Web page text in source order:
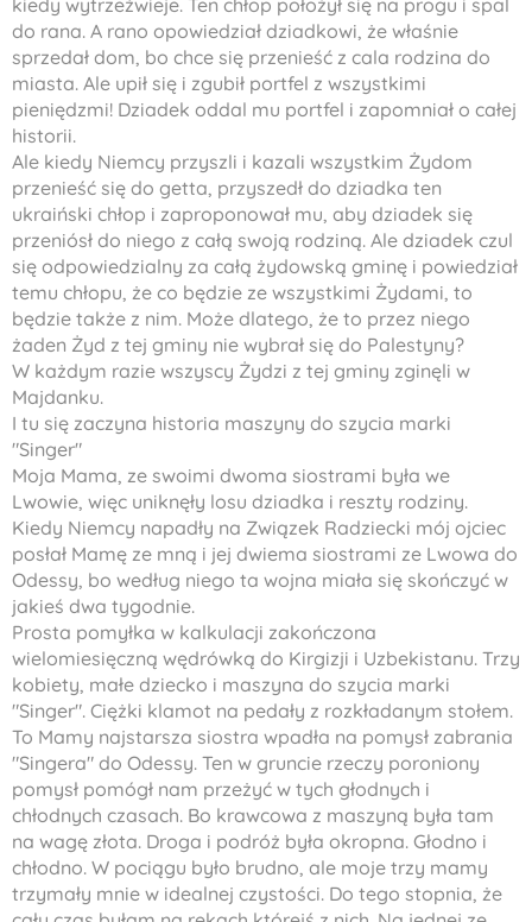
kiedy wytrzeźwieje. Ten chłop położył się na progu i spal
do rana. A rano opowiedział dziadkowi, że właśnie
sprzedał dom, bo chce się przenieść z cala rodzina do
miasta. Ale upił się i zgubił portfel z wszystkimi
pieniędzmi! Dziadek oddal mu portfel i zapomniał o całej
historii.
Ale kiedy Niemcy przyszli i kazali wszystkim Żydom
przenieść się do getta, przyszedł do dziadka ten
ukraiński chłop i zaproponował mu, aby dziadek się
przeniósł do niego z całą swoją rodziną. Ale dziadek czul
się odpowiedzialny za całą żydowską gminę i powiedział
temu chłopu, że co będzie ze wszystkimi Żydami, to
będzie także z nim. Może dlatego, że to przez niego
żaden Żyd z tej gminy nie wybrał się do Palestyny?
W każdym razie wszyscy Żydzi z tej gminy zginęli w
Majdanku.
I tu się zaczyna historia maszyny do szycia marki
"Singer"
Moja Mama, ze swoimi dwoma siostrami była we
Lwowie, więc uniknęły losu dziadka i reszty rodziny.
Kiedy Niemcy napadły na Związek Radziecki mój ojciec
posłał Mamę ze mną i jej dwiema siostrami ze Lwowa do
Odessy, bo według niego ta wojna miała się skończyć w
jakieś dwa tygodnie.
Prosta pomyłka w kalkulacji zakończona
wielomiesięczną wędrówką do Kirgizji i Uzbekistanu. Trzy
kobiety, małe dziecko i maszyna do szycia marki
"Singer". Ciężki klamot na pedały z rozkładanym stołem.
To Mamy najstarsza siostra wpadła na pomysł zabrania
"Singera" do Odessy. Ten w gruncie rzeczy poroniony
pomysł pomógł nam przeżyć w tych głodnych i
chłodnych czasach. Bo krawcowa z maszyną była tam
na wagę złota. Droga i podróż była okropna. Głodno i
chłodno. W pociągu było brudno, ale moje trzy mamy
trzymały mnie w idealnej czystości. Do tego stopnia, że